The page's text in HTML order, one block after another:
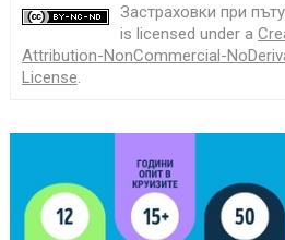
Застраховки при
is licensed under a
Attribution-NonCommercial-
License.